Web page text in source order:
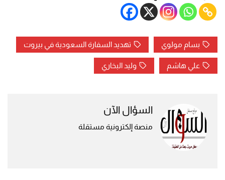
بسام مولوي تهديد السفارة السعودية في بيروت
علي هاشم وليد البخاري
السؤال الآن
منصة إلكترونية مستقلة